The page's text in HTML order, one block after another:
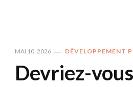
MAI 10, 2026 DÉVELOPPEMENT
Devriez-